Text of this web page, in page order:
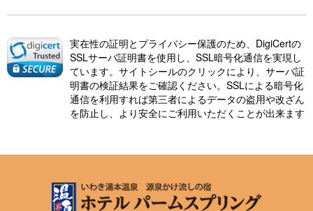
実在性の証明とプライバシー保護のため、DigiCertの
SSLサーバ証明書を使用し、SSL暗号化通信を実現し
ています。サイトシールのクリックにより、サーバ証
明書の検証結果をご確認ください。SSLによる暗号化
通信を利用すれば第三者によるデータの盗用や改ざん
を防止し、より安全にご利用いただくことが出来ます